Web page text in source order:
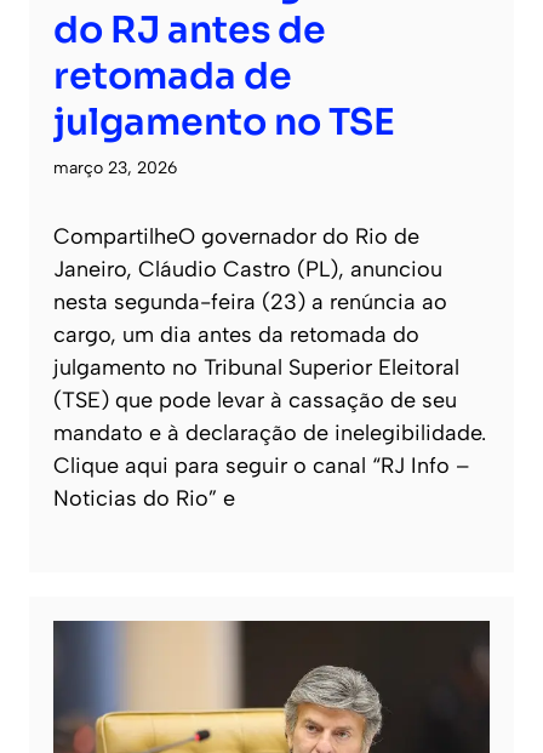
do RJ antes de
retomada de
julgamento no TSE
março 23, 2026
CompartilheO governador do Rio de
Janeiro, Cláudio Castro (PL), anunciou
nesta segunda-feira (23) a renúncia ao
cargo, um dia antes da retomada do
julgamento no Tribunal Superior Eleitoral
(TSE) que pode levar à cassação de seu
mandato e à declaração de inelegibilidade.
Clique aqui para seguir o canal “RJ Info –
Noticias do Rio” e